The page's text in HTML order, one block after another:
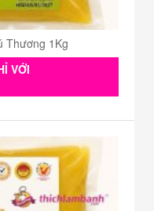
Thương 1Kg
VỚI